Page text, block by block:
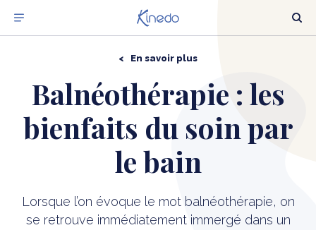
DÉCOUVRIR LA BALNÉO
OÙ TROUVER NOS PRODUITS ?
En savoir plus
Balnéothérapie : les
bienfaits du soin par
le bain
Lorsque l’on évoque le mot balnéothérapie, on
se retrouve immédiatement immergé dans un